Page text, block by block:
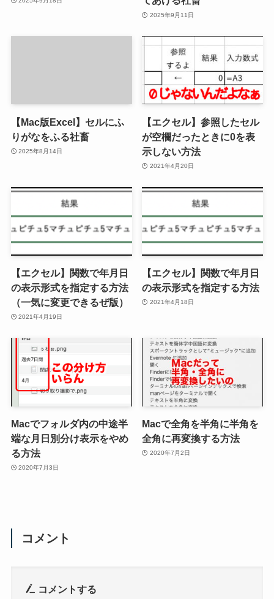
2025年9月11日
【Mac版Excel】セルにふ
りがなをふる社畜
2025年8月14日
【エクセル】参照したセル
が空欄だったときに0を表
示しない方法
2021年4月20日
【エクセル】関数で年月日
の表示形式を指定する方法
（一気に変更できるぜ版）
2021年4月19日
【エクセル】関数で年月日
の表示形式を指定する方法
2021年4月18日
Macでフォルダ内の中途半
端な月日別分け表示をやめ
る方法
2020年7月3日
Macで全角を半角に半角を
全角に再変換する方法
2020年7月2日
コメント
コメントする